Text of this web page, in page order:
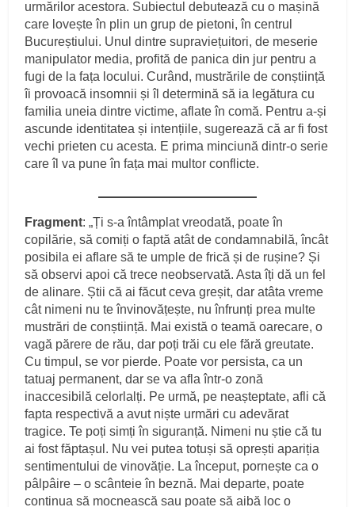
urmărilor acestora. Subiectul debutează cu o mașină
care lovește în plin un grup de pietoni, în centrul
Bucureștiului. Unul dintre supraviețuitori, de meserie
manipulator media, profită de panica din jur pentru a
fugi de la fața locului. Curând, mustrările de conștiință
îi provoacă insomnii și îl determină să ia legătura cu
familia uneia dintre victime, aflate în comă. Pentru a-și
ascunde identitatea și intențiile, sugerează că ar fi fost
vechi prieten cu acesta. E prima minciună dintr-o serie
care îl va pune în fața mai multor conflicte.
Fragment: „Ți s-a întâmplat vreodată, poate în
copilărie, să comiți o faptă atât de condamnabilă, încât
posibila ei aflare să te umple de frică și de rușine? Și
să observi apoi că trece neobservată. Asta îți dă un fel
de alinare. Știi că ai făcut ceva greșit, dar atâta vreme
cât nimeni nu te învinovățește, nu înfrunți prea multe
mustrări de conștiință. Mai există o teamă oarecare, o
vagă părere de rău, dar poți trăi cu ele fără greutate.
Cu timpul, se vor pierde. Poate vor persista, ca un
tatuaj permanent, dar se va afla într-o zonă
inaccesibilă celorlalți. Pe urmă, pe neașteptate, afli că
fapta respectivă a avut niște urmări cu adevărat
tragice. Te poți simți în siguranță. Nimeni nu știe că tu
ai fost făptașul. Nu vei putea totuși să oprești apariția
sentimentului de vinovăție. La început, pornește ca o
pâlpâire – o scânteie în beznă. Mai departe, poate
continua să mocnească sau poate să aibă loc o